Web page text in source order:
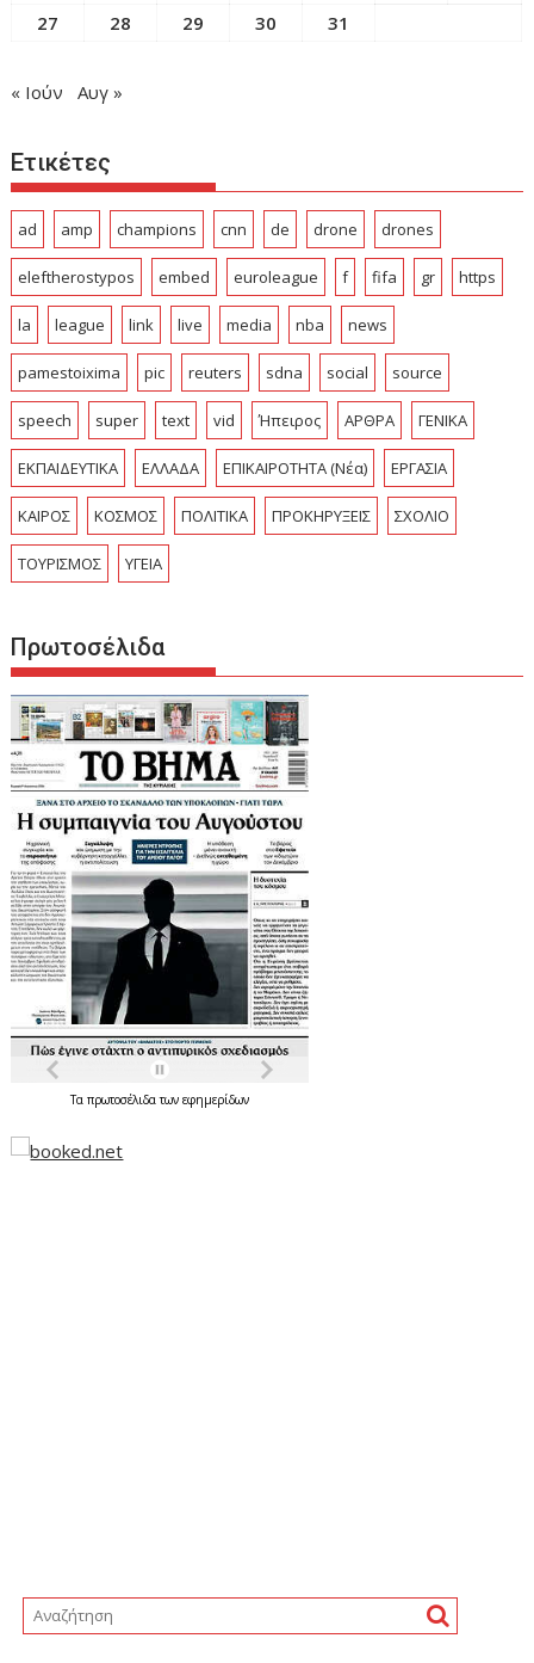
27
28 29 30 31
« Ιούν Αυγ »
Ετικέτες
ad amp champions cnn de drone drones
eleftherostypos embed euroleague f fifa gr https
la league link live media nba news
pamestoixima pic reuters sdna social source
speech super text vid Ήπειρος ΑΡΘΡΑ ΓΕΝΙΚΑ
ΕΚΠΑΙΔΕΥΤΙΚΑ ΕΛΛΑΔΑ ΕΠΙΚΑΙΡΟΤΗΤΑ (Νέα) ΕΡΓΑΣΙΑ
ΚΑΙΡΟΣ ΚΟΣΜΟΣ ΠΟΛΙΤΙΚΑ ΠΡΟΚΗΡΥΞΕΙΣ ΣΧΟΛΙΟ
ΤΟΥΡΙΣΜΟΣ ΥΓΕΙΑ
Πρωτοσέλιδα
Ταπρωτοσέλιδατωνεφημερίδων